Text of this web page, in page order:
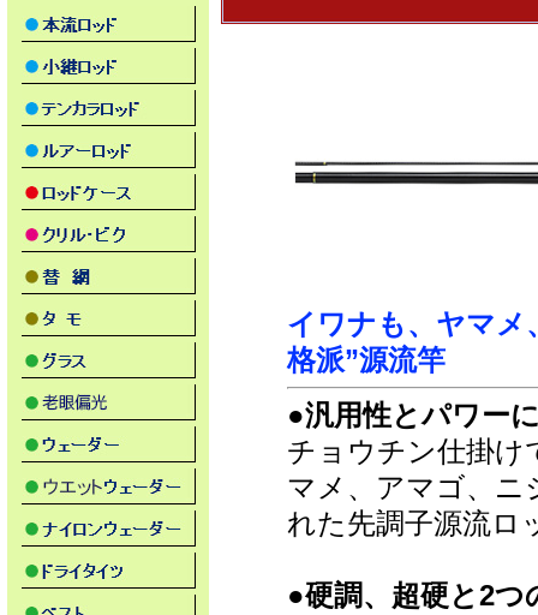
イワナも、ヤマメ
格派”源流竿
●汎用性とパワー
チョウチン仕掛け
マメ、アマゴ、ニ
れた先調子源流ロ
●硬調、超硬と2